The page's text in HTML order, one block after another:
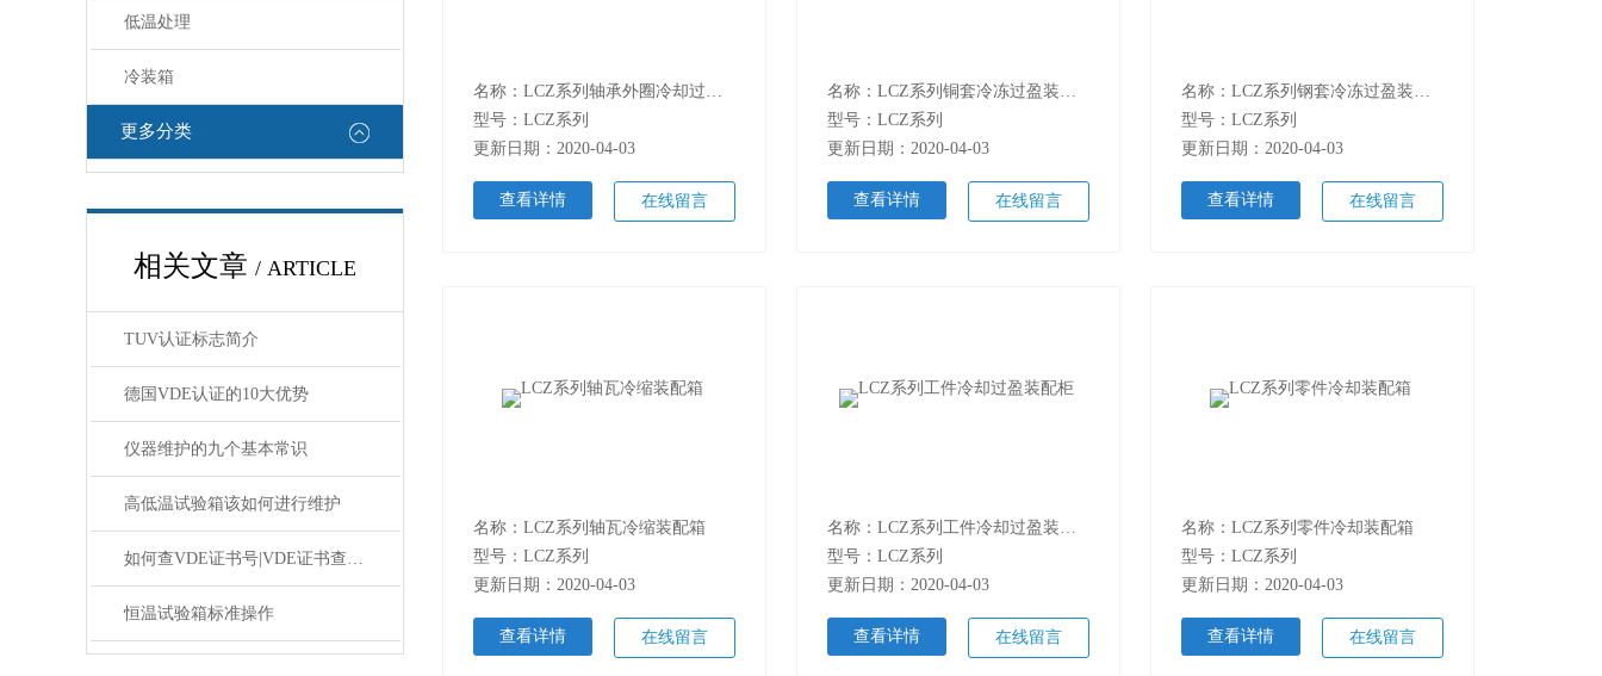
低温处理
冷装箱
更多分类
相关文章 / ARTICLE
TUV认证标志简介
德国VDE认证的10大优势
仪器维护的九个基本常识
高低温试验箱该如何进行维护
如何查VDE证书号|VDE证书查询方法|VDE认证证书怎么查
恒温试验箱标准操作
名称：LCZ系列轴承外圈冷却过盈装配柜
型号：LCZ系列
更新日期：2020-04-03
查看详情 在线留言
名称：LCZ系列铜套冷冻过盈装配柜
型号：LCZ系列
更新日期：2020-04-03
查看详情 在线留言
名称：LCZ系列钢套冷冻过盈装配箱
型号：LCZ系列
更新日期：2020-04-03
查看详情 在线留言
名称：LCZ系列轴瓦冷缩装配箱
型号：LCZ系列
更新日期：2020-04-03
查看详情 在线留言
名称：LCZ系列工件冷却过盈装配柜
型号：LCZ系列
更新日期：2020-04-03
查看详情 在线留言
名称：LCZ系列零件冷却装配箱
型号：LCZ系列
更新日期：2020-04-03
查看详情 在线留言